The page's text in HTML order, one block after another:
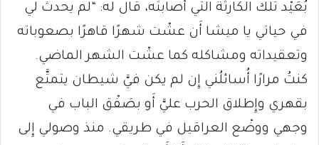
بُعَيْد تلك الكارثة التي أَصابتْه، قال له: “لم يحدث لي
في حياتي يا ميشا أَن عشْت شهرًا قاهرًا بصعوباته
وتعقيداته ومشاكله كما عشْت الشهر الماضي.
كنتُ مرارًا أُسائلُني إِن لم يكن فيَّ شيطان يتمتَّع
بقهري وإِطلاق الحرب عليَّ أَو بصَفْق الباب في
وجهي ووضْع العراقيل في طريقي. منذ وصولي إِلى